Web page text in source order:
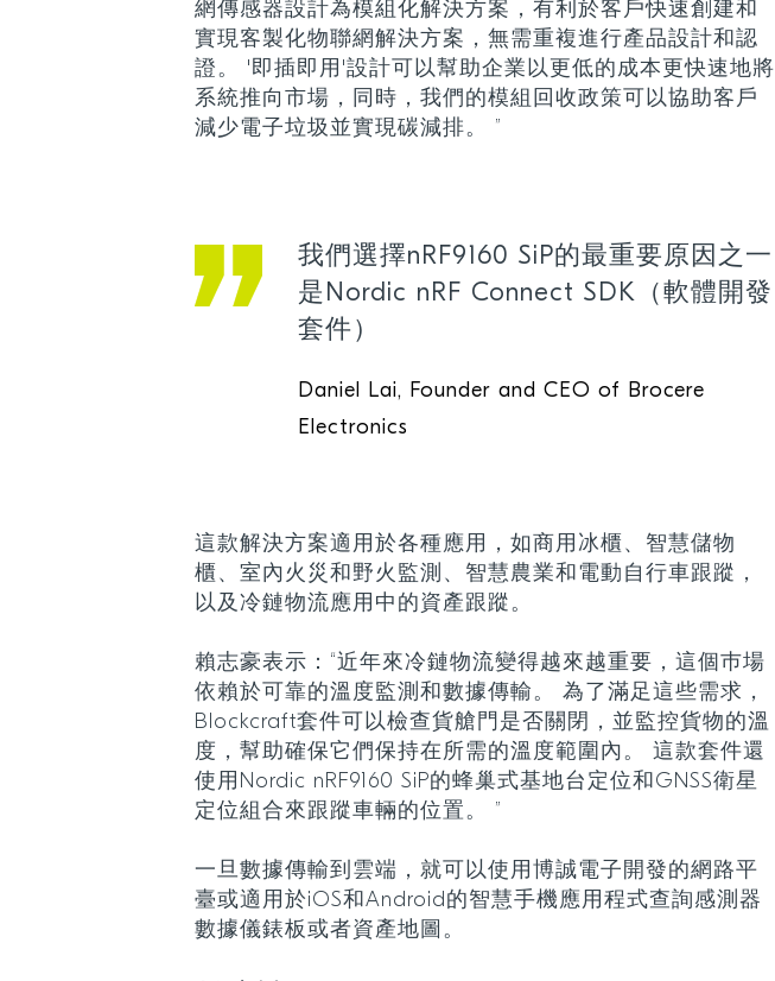
網傳感器設計為模組化解決方案，有利於客戶快速創建和
實現客製化物聯網解決方案，無需重複進行產品設計和認
證。 '即插即用'設計可以幫助企業以更低的成本更快速地將
系統推向市場，同時，我們的模組回收政策可以協助客戶
減少電子垃圾並實現碳減排。 ”
我們選擇nRF9160 SiP的最重要原因之一
是Nordic nRF Connect SDK（軟體開發
套件）
Daniel Lai, Founder and CEO of Brocere
Electronics
這款解決方案適用於各種應用，如商用冰櫃、智慧儲物
櫃、室內火災和野火監測、智慧農業和電動自行車跟蹤，
以及冷鏈物流應用中的資產跟蹤。
賴志豪表示：“近年來冷鏈物流變得越來越重要，這個巿場
依賴於可靠的溫度監測和數據傳輸。 為了滿足這些需求，
Blockcraft套件可以檢查貨艙門是否關閉，並監控貨物的溫
度，幫助確保它們保持在所需的溫度範圍內。 這款套件還
使用Nordic nRF9160 SiP的蜂巢式基地台定位和GNSS衛星
定位組合來跟蹤車輛的位置。 ”
一旦數據傳輸到雲端，就可以使用博誠電子開發的網路平
臺或適用於iOS和Android的智慧手機應用程式查詢感測器
數據儀錶板或者資產地圖。